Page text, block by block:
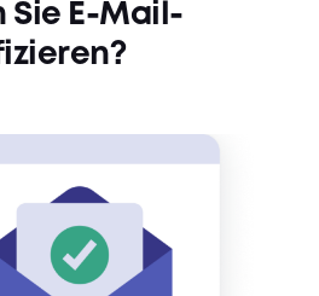
Sie E-Mail-